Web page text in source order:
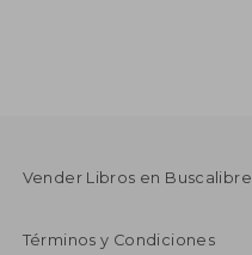
Vender Libros en Buscalibre
Términos y Condiciones